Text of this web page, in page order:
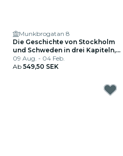
Munkbrogatan 8
Die Geschichte von Stockholm
und Schweden in drei Kapiteln,
eine kleine
Gruppenfußgängertour
09 Aug. - 04 Feb.
Ab 549,50 SEK